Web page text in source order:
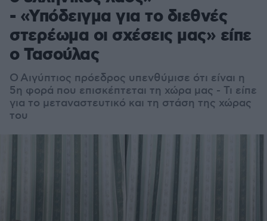
- «Υπόδειγμα για το διεθνές
στερέωμα οι σχέσεις μας» είπε
ο Τασούλας
Ο Αιγύπτιος πρόεδρος υπενθύμισε ότι είναι η
5η φορά που επισκέπτεται τη χώρα μας - Τι είπε
για το μεταναστευτικό και τη στάση της χώρας
του